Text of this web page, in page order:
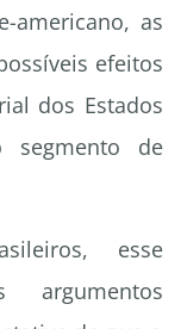
americano, as
efeitos
dos Estados
segmento de
esse
argumentos